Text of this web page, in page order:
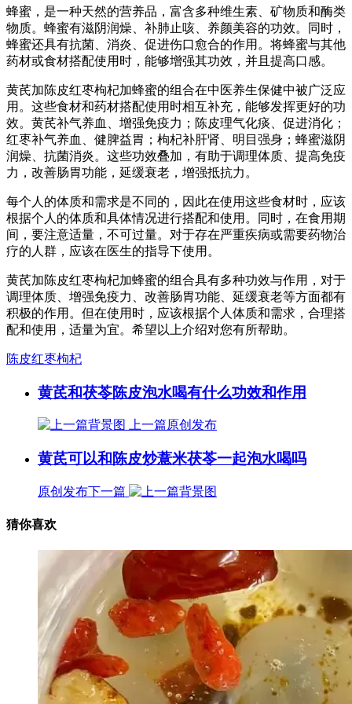
蜂蜜，是一种天然的营养品，富含多种维生素、矿物质和酶类
物质。蜂蜜有滋阴润燥、补肺止咳、养颜美容的功效。同时，
蜂蜜还具有抗菌、消炎、促进伤口愈合的作用。将蜂蜜与其他
药材或食材搭配使用时，能够增强其功效，并且提高口感。
黄芪加陈皮红枣枸杞加蜂蜜的组合在中医养生保健中被广泛应
用。这些食材和药材搭配使用时相互补充，能够发挥更好的功
效。黄芪补气养血、增强免疫力；陈皮理气化痰、促进消化；
红枣补气养血、健脾益胃；枸杞补肝肾、明目强身；蜂蜜滋阴
润燥、抗菌消炎。这些功效叠加，有助于调理体质、提高免疫
力，改善肠胃功能，延缓衰老，增强抵抗力。
每个人的体质和需求是不同的，因此在使用这些食材时，应该
根据个人的体质和具体情况进行搭配和使用。同时，在食用期
间，要注意适量，不可过量。对于存在严重疾病或需要药物治
疗的人群，应该在医生的指导下使用。
黄芪加陈皮红枣枸杞加蜂蜜的组合具有多种功效与作用，对于
调理体质、增强免疫力、改善肠胃功能、延缓衰老等方面都有
积极的作用。但在使用时，应该根据个人体质和需求，合理搭
配和使用，适量为宜。希望以上介绍对您有所帮助。
陈皮红枣枸杞
黄芪和茯苓陈皮泡水喝有什么功效和作用
上一篇原创发布
黄芪可以和陈皮炒薏米茯苓一起泡水喝吗
原创发布下一篇
猜你喜欢